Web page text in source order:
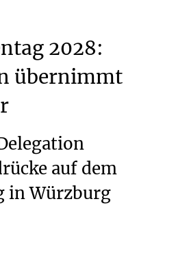
2028:
übernimmt
auf dem
in Würzburg